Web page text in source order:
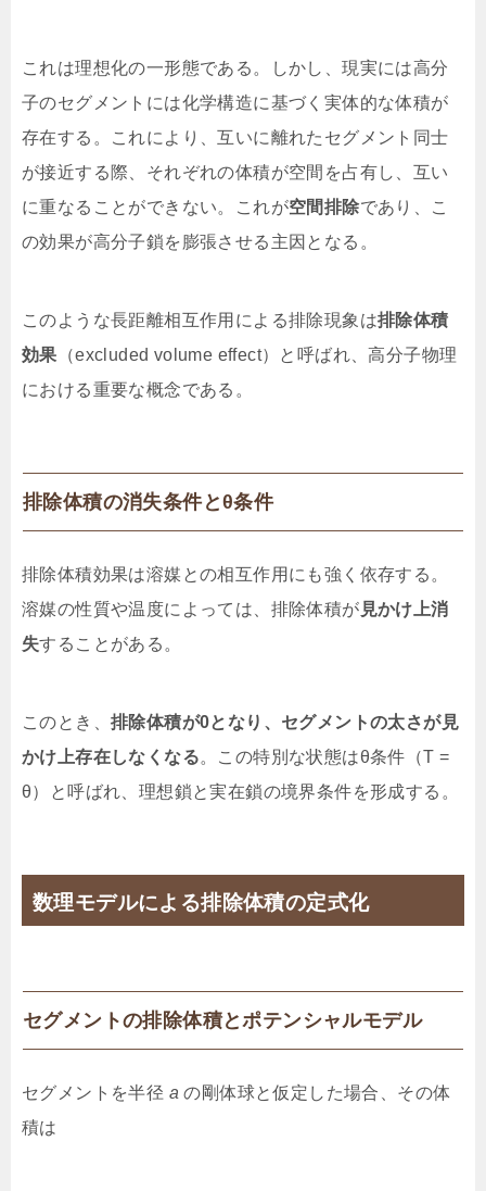
これは理想化の一形態である。しかし、現実には高分
子のセグメントには化学構造に基づく実体的な体積が
存在する。これにより、互いに離れたセグメント同士
が接近する際、それぞれの体積が空間を占有し、互い
に重なることができない。これが空間排除であり、こ
の効果が高分子鎖を膨張させる主因となる。
このような長距離相互作用による排除現象は排除体積
効果 （excluded volume effect）と呼ばれ、高分子物理
における重要な概念である。
排除体積の消失条件とθ条件
排除体積効果は溶媒との相互作用にも強く依存する。
溶媒の性質や温度によっては、排除体積が 見かけ上消
失することがある。
このとき、 排除体積が0となり、セグメントの太さが見
かけ上存在しなくなる。この特別な状態はθ条件（T =
θ）と呼ばれ、理想鎖と実在鎖の境界条件を形成する。
数理モデルによる排除体積の定式化
セグメントの排除体積とポテンシャルモデル
セグメントを半径 a の剛体球と仮定した場合、その体
積は